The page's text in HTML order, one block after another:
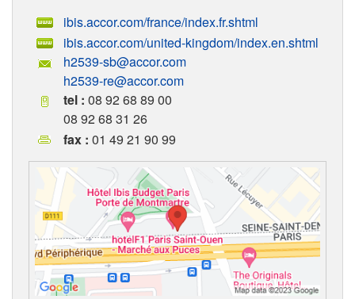
ibis.accor.com/france/index.fr.shtml
ibis.accor.com/united-kingdom/index.en.shtml
h2539-sb@accor.com
h2539-re@accor.com
tel : 08 92 68 89 00
08 92 68 31 26
fax : 01 49 21 90 99